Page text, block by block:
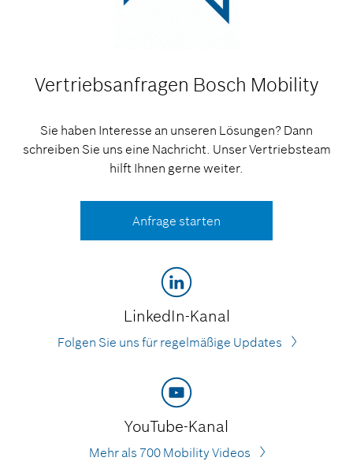
Vertriebsanfragen Bosch Mobility
Sie haben Interesse an unseren Lösungen? Dann
schreiben Sie uns eine Nachricht. Unser Vertriebsteam
hilft Ihnen gerne weiter.
Anfrage starten
LinkedIn-Kanal
Folgen Sie uns für regelmäßige Updates
YouTube-Kanal
Mehr als 700 Mobility Videos